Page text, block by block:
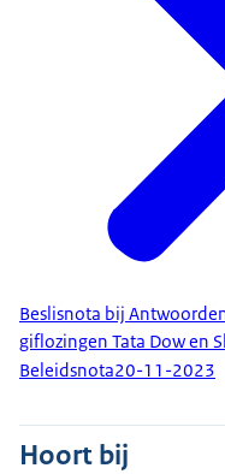
Beslisnota bij
giflozingen Tata Dow en
Beleidsnota20-11-2023
Hoort bij